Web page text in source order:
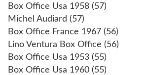
Box Office Usa 1958 (57)
Michel Audiard (57)
Box Office France 1967 (56)
Lino Ventura Box Office (56)
Box Office Usa 1953 (55)
Box Office Usa 1960 (55)